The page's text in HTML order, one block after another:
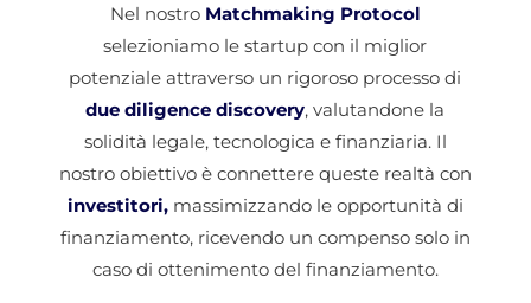
Nel nostro Matchmaking Protocol
selezioniamo le startup con il miglior
potenziale attraverso un rigoroso processo di
due diligence discovery, valutandone la
solidità legale, tecnologica e finanziaria. Il
nostro obiettivo è connettere queste realtà con
investitori,massimizzando le opportunità di
finanziamento, ricevendo un compenso solo in
caso di ottenimento del finanziamento.